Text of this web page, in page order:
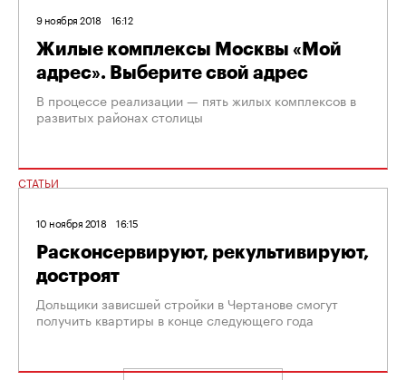
9 ноября 2018 16:12
Жилые комплексы Москвы «Мой
адрес». Выберите свой адрес
В процессе реализации — пять жилых комплексов в
развитых районах столицы
СТАТЬИ
10 ноября 2018 16:15
Расконсервируют, рекультивируют,
достроят
Дольщики зависшей стройки в Чертанове смогут
получить квартиры в конце следующего года